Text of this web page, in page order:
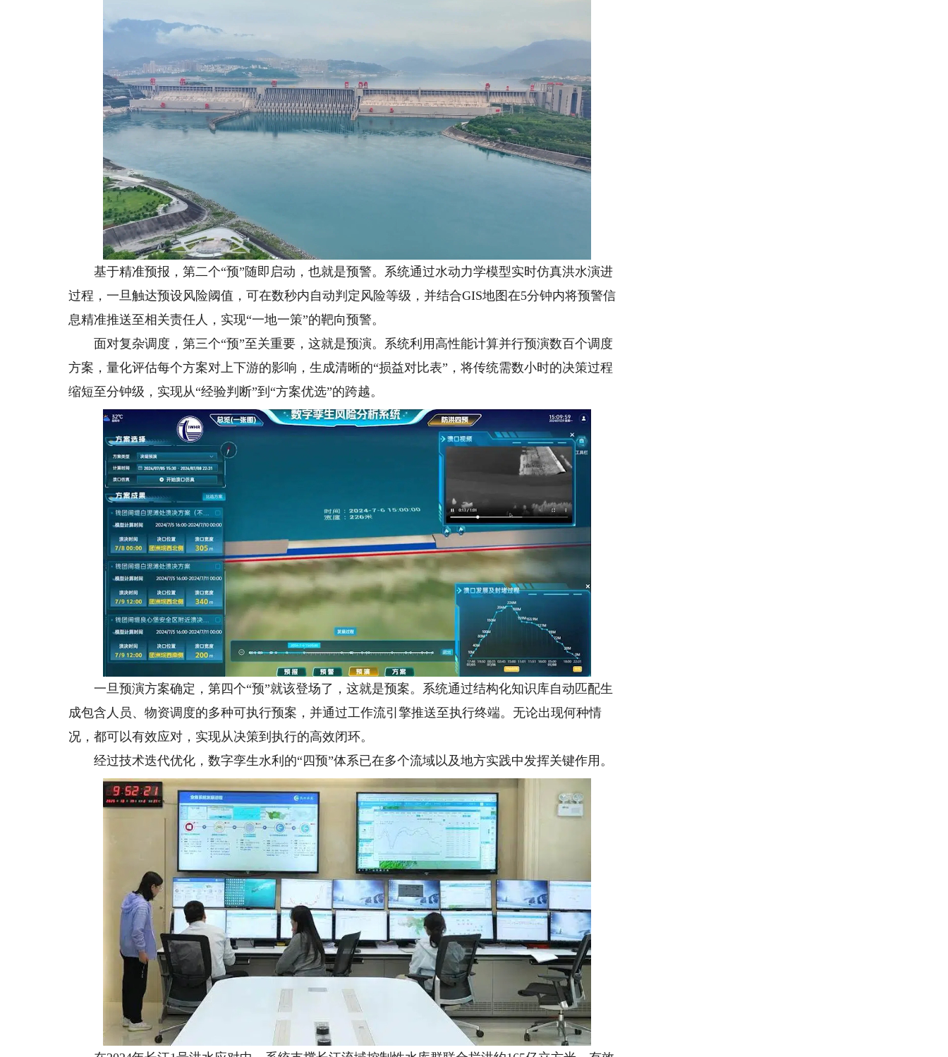
基于精准预报，第二个“预”随即启动，也就是预警。系统通过水动力学模型实时仿真洪水演进
过程，一旦触达预设风险阈值，可在数秒内自动判定风险等级，并结合GIS地图在5分钟内将预警信
息精准推送至相关责任人，实现“一地一策”的靶向预警。
面对复杂调度，第三个“预”至关重要，这就是预演。系统利用高性能计算并行预演数百个调度
方案，量化评估每个方案对上下游的影响，生成清晰的“损益对比表”，将传统需数小时的决策过程
缩短至分钟级，实现从“经验判断”到“方案优选”的跨越。
一旦预演方案确定，第四个“预”就该登场了，这就是预案。系统通过结构化知识库自动匹配生
成包含人员、物资调度的多种可执行预案，并通过工作流引擎推送至执行终端。无论出现何种情
况，都可以有效应对，实现从决策到执行的高效闭环。
经过技术迭代优化，数字孪生水利的“四预”体系已在多个流域以及地方实践中发挥关键作用。